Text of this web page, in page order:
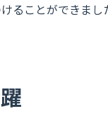
ることができま